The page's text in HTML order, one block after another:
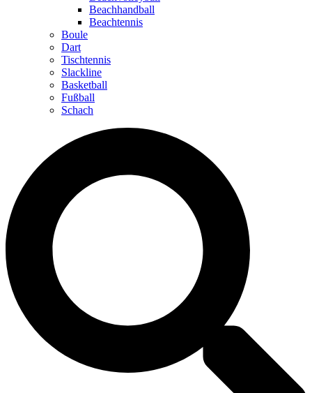
Beachhandball
Beachtennis
Boule
Dart
Tischtennis
Slackline
Basketball
Fußball
Schach